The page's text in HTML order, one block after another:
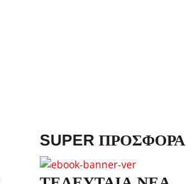
SUPER ΠΡΟΣΦΟΡΑ